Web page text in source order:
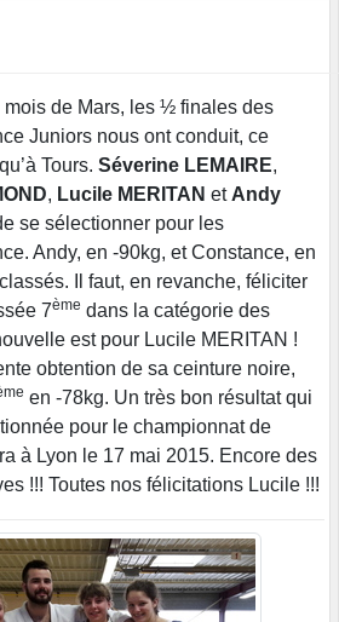
de Mars, les ½ finales des
Juniors nous ont conduit, ce
Tours. Séverine LEMAIRE,
, Lucile MERITAN et Andy
se sélectionner pour les
Andy, en -90kg, et Constance, en
Il faut, en revanche, féliciter
7ème dans la catégorie des
est pour Lucile MERITAN !
obtention de sa ceinture noire,
en -78kg. Un très bon résultat qui
pour le championnat de
à Lyon le 17 mai 2015. Encore des
!!! Toutes nos félicitations Lucile !!!